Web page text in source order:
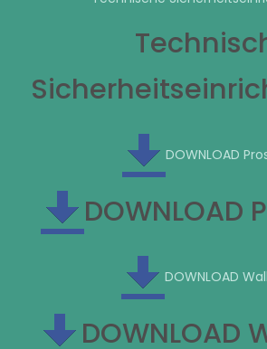
DOWNLOAD
DOWNLOAD
DOWNLOAD
DOWNLOAD